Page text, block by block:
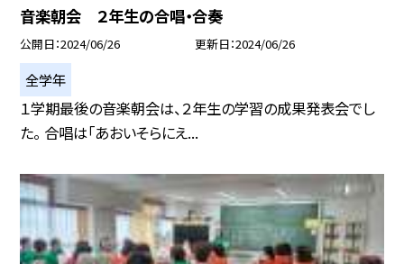
音楽朝会 ２年生の合唱・合奏
公開日 2024/06/26 更新日 2024/06/26
全学年
１学期最後の音楽朝会は、２年生の学習の成果発表会でし
た。 合唱は「あおいそらにえ...